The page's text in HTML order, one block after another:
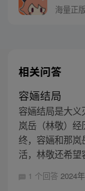
海量正
相关问答
容婳结局
容婳结局是大
岚岳（林敬）
终，容婳和那岚
活，林敬还希
1 个回答 2024